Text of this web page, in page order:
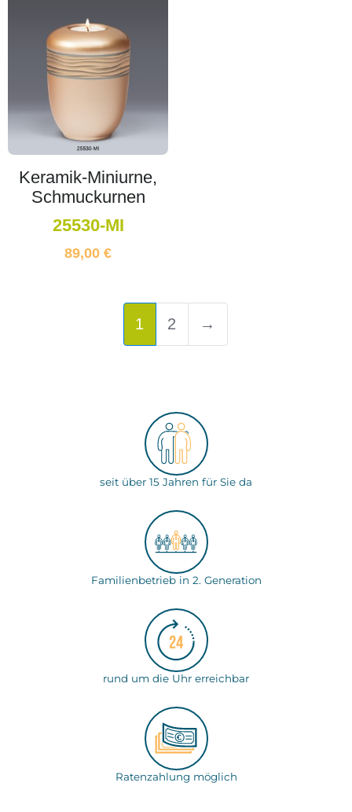
Keramik-Miniurne,
Schmuckurnen
25530-MI
89,00 €
1 2 →
seit über 15 Jahren für Sie da
Familienbetrieb in 2. Generation
rund um die Uhr erreichbar
Ratenzahlung möglich